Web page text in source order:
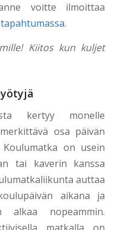
voitte ilmoittaa
.
Kiitos kun kuljet
kertyy monelle
osa päivän
Koulumatka on usein
tai kaverin kanssa
auttaa
aikana ja
alkaa nopeammin.
matkalla on